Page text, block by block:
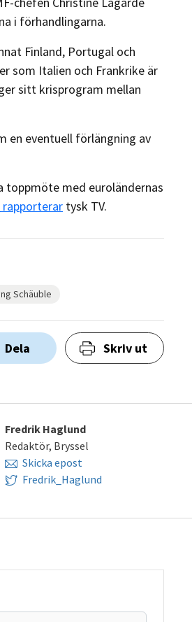
i förhandlingarna.
Finland, Portugal och
som Italien och Frankrike är
sitt krisprogram mellan
en eventuell förlängning av
toppmöte med euroländernas
rapporterar tysk TV.
Schäuble
Dela Skriv ut
Fredrik Haglund
Redaktör, Bryssel
Skicka epost
Fredrik_Haglund